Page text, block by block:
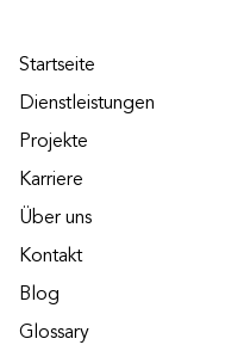
Startseite
Dienstleistungen
Projekte
Karriere
Über uns
Kontakt
Blog
Glossary